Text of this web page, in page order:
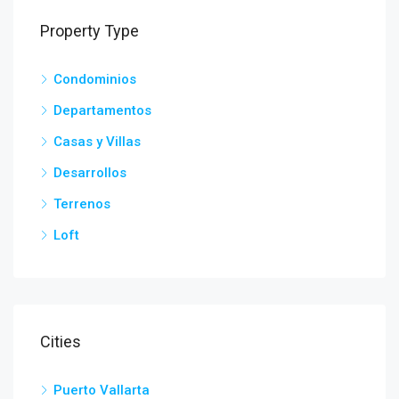
Property Type
Condominios
Departamentos
Casas y Villas
Desarrollos
Terrenos
Loft
Cities
Puerto Vallarta